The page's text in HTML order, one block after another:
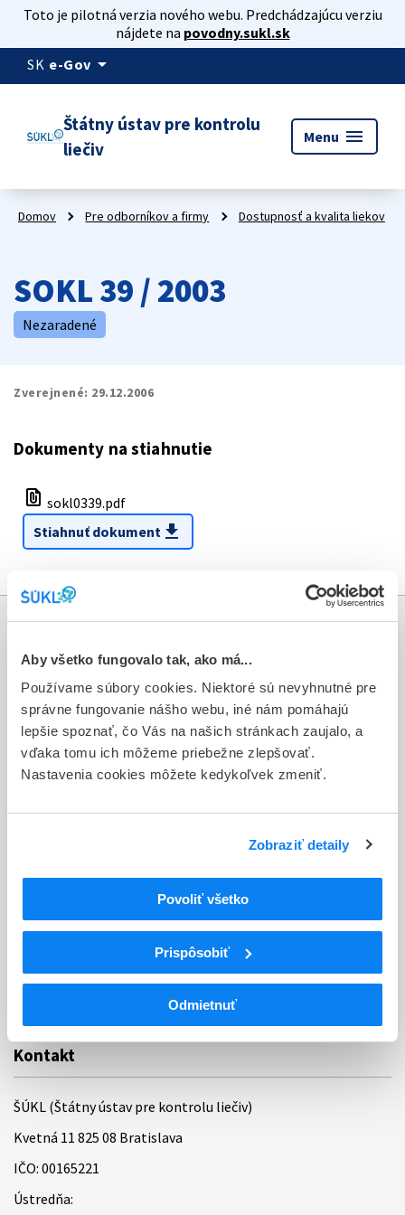
Aby všetko fungovalo tak, ako má...
Používame súbory cookies. Niektoré sú nevyhnutné pre
správne fungovanie nášho webu, iné nám pomáhajú
lepšie spoznať, čo Vás na našich stránkach zaujalo, a
vďaka tomu ich môžeme priebežne zlepšovať.
Nastavenia cookies môžete kedykoľvek zmeniť.
Zobraziť detaily
Povoliť všetko
Prispôsobiť
Odmietnuť
Toto je pilotná verzia nového webu. Predchádzajúcu verziu
nájdete na povodny.sukl.sk
SK e-Gov arrow_drop_down
Štátny ústav pre kontrolu
liečiv
Menu menu
Domov Pre odborníkov a firmy Dostupnosť a kvalita liekov
SOKL 39 / 2003
Nezaradené
Zverejnené: 29.12.2006
Dokumenty na stiahnutie
file_present sokl0339.pdf
Stiahnuť dokument download
Aktuality
Dotazník spokojnosti zákazníka
Sťažnosti a petície
Regionálne pracoviská
Bankové spojenie
Kontakt
ŠÚKL (Štátny ústav pre kontrolu liečiv)
Kvetná 11 825 08 Bratislava
IČO: 00165221
Ústredňa: